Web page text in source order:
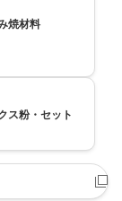
焼材料
ス粉・セット